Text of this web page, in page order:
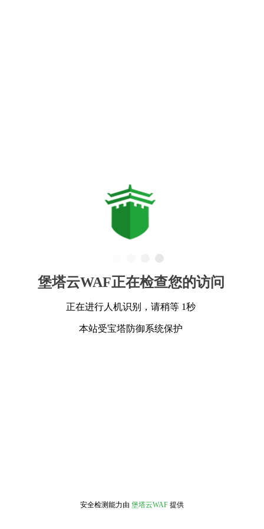
堡塔云WAF正在检查您的访问
正在进行人机识别，请稍等 1秒
本站受宝塔防御系统保护
安全检测能力由 堡塔云WAF 提供